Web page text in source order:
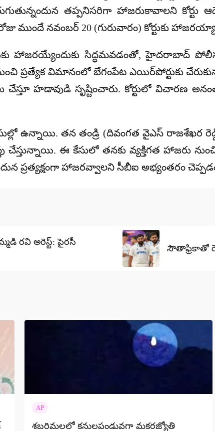
తప్పనిసరిగా హాజరుకావాలని కోర్టు
ముందే నవంబర్ 20 (గురువారం) కోర్టుకు
హాజరయ్యేందుకు సిద్ధమవడంతో, హైదరాబాద్
ప్రత్యేక విమానంలో బేగంపేట ఎయిర్‌పోర్టుకు
చేస్తూ హడావుడి సృష్టించారు. కోర్టులో
ఉన్నాయి. తన తండ్రి (దివంగత వైఎస్ రాజశేఖర
చేస్తున్నాయి. ఈ కేసులో తనకు వ్యక్తిగత హాజరు
ప్రత్యక్షంగా హాజరవ్వాలని సీబీఐ అభ్యంతరం
రవి అరెస్ట్: పైరసీ
సౌతాఫ్రికాతో
AP
శబరిమలలో కనులపండువగా మకరజ్యోతి